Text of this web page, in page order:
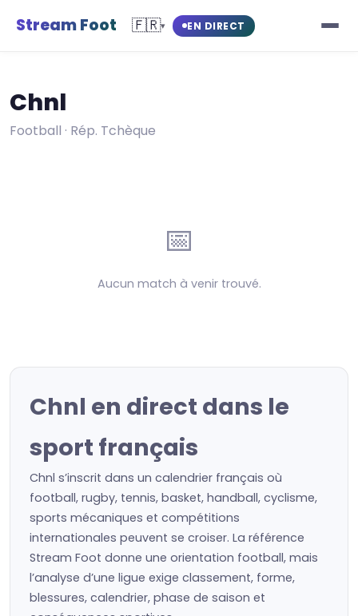
Stream Foot 🇫🇷▾ EN DIRECT
Chnl
Football · Rép. Tchèque
📅
Aucun match à venir trouvé.
Chnl en direct dans le
sport français
Chnl s’inscrit dans un calendrier français où
football, rugby, tennis, basket, handball, cyclisme,
sports mécaniques et compétitions
internationales peuvent se croiser. La référence
Stream Foot donne une orientation football, mais
l’analyse d’une ligue exige classement, forme,
blessures, calendrier, phase de saison et